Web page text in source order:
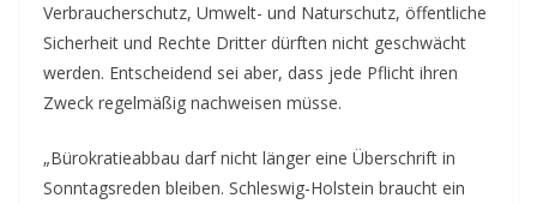
Verbraucherschutz, Umwelt- und Naturschutz, öffentliche
Sicherheit und Rechte Dritter dürften nicht geschwächt
werden. Entscheidend sei aber, dass jede Pflicht ihren
Zweck regelmäßig nachweisen müsse.
„Bürokratieabbau darf nicht länger eine Überschrift in
Sonntagsreden bleiben. Schleswig-Holstein braucht ein